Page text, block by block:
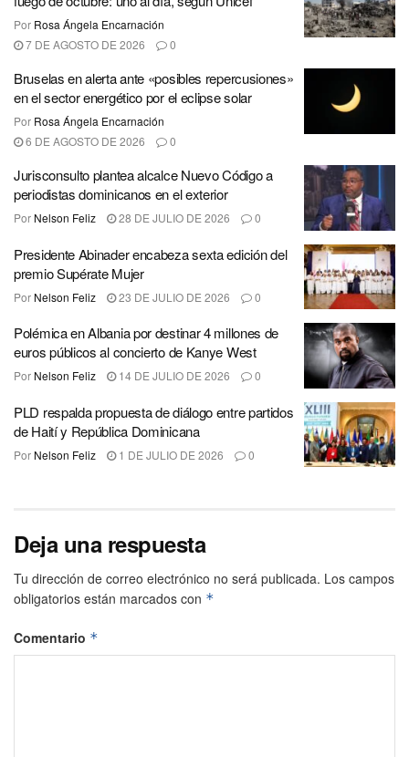
Por Rosa Ángela Encarnación
7 DE AGOSTO DE 2026
0
Bruselas en alerta ante «posibles repercusiones»
en el sector energético por el eclipse solar
Por Rosa Ángela Encarnación
6 DE AGOSTO DE 2026
0
Jurisconsulto plantea alcalce Nuevo Código a
periodistas dominicanos en el exterior
Por Nelson Feliz 28 DE JULIO DE 2026 0
Presidente Abinader encabeza sexta edición del
premio Supérate Mujer
Por Nelson Feliz 23 DE JULIO DE 2026 0
Polémica en Albania por destinar 4 millones de
euros públicos al concierto de Kanye West
Por Nelson Feliz 14 DE JULIO DE 2026 0
PLD respalda propuesta de diálogo entre partidos
de Haití y República Dominicana
Por Nelson Feliz 1 DE JULIO DE 2026 0
Deja una respuesta
Tu dirección de correo electrónico no será publicada. Los campos
obligatorios están marcados con *
Comentario *